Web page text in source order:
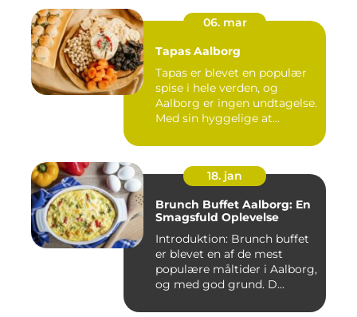
06. mar
Tapas Aalborg
Tapas er blevet en populær
spise i hele verden, og
Aalborg er ingen undtagelse.
Med sin hyggelige at...
18. jan
Brunch Buffet Aalborg: En
Smagsfuld Oplevelse
Introduktion: Brunch buffet
er blevet en af de mest
populære måltider i Aalborg,
og med god grund. D...